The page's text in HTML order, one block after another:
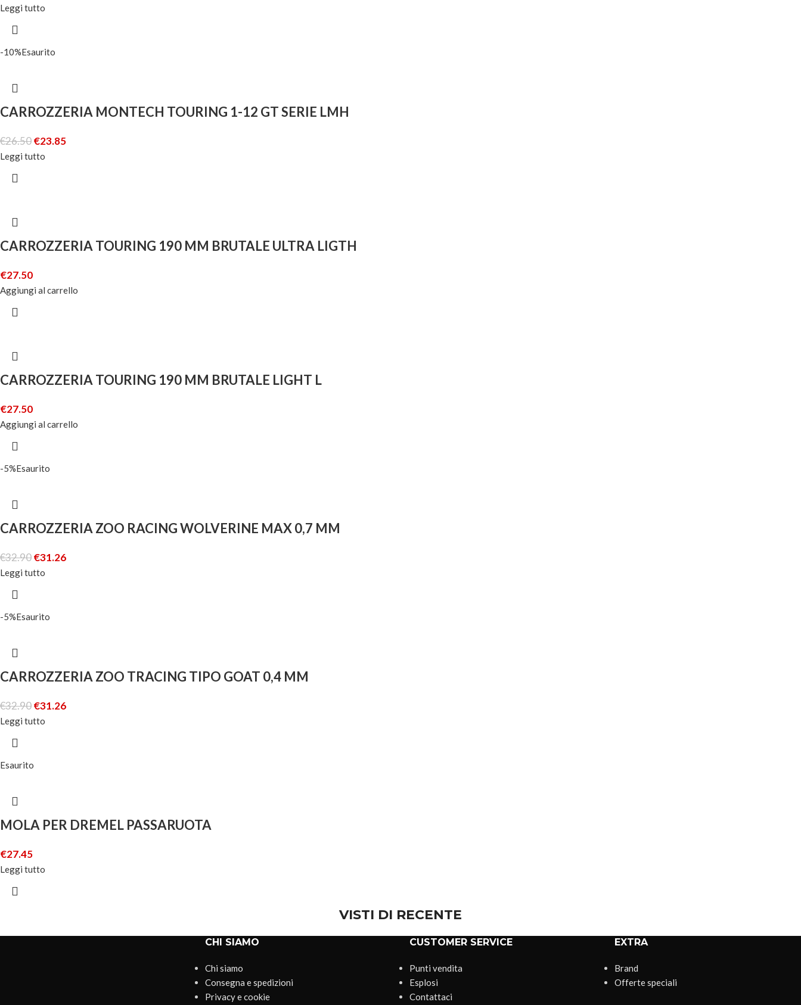
Leggi tutto
-10%Esaurito
CARROZZERIA MONTECH TOURING 1-12 GT SERIE LMH
€26.50€23.85
Leggi tutto
CARROZZERIA TOURING 190 MM BRUTALE ULTRA LIGTH
€27.50
Aggiungi al carrello
CARROZZERIA TOURING 190 MM BRUTALE LIGHT L
€27.50
Aggiungi al carrello
-5%Esaurito
CARROZZERIA ZOO RACING WOLVERINE MAX 0,7 MM
€32.90€31.26
Leggi tutto
-5%Esaurito
CARROZZERIA ZOO TRACING TIPO GOAT 0,4 MM
€32.90€31.26
Leggi tutto
Esaurito
MOLA PER DREMEL PASSARUOTA
€27.45
Leggi tutto
VISTI DI RECENTE
CHI SIAMO
Chi siamo
Consegna e spedizioni
Privacy e cookie
CUSTOMER SERVICE
Punti vendita
Esplosi
Contattaci
EXTRA
Brand
Offerte speciali